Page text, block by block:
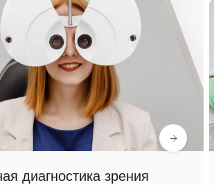
диагностика зрения